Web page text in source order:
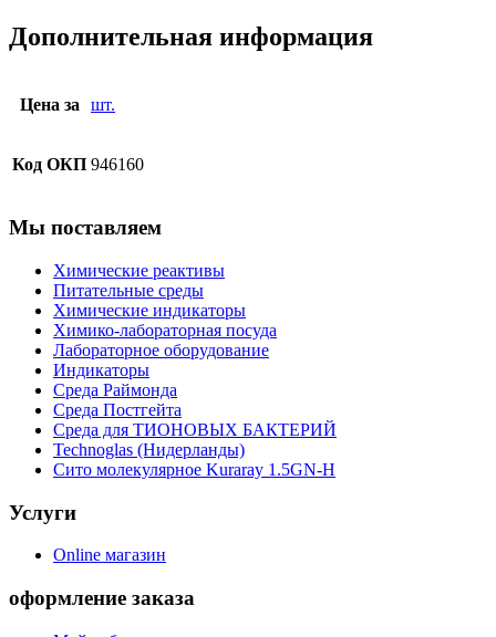
Дополнительная информация
Цена за шт.
Код ОКП 946160
Мы поставляем
Химические реактивы
Питательные среды
Химические индикаторы
Химико-лабораторная посуда
Лабораторное оборудование
Индикаторы
Среда Раймонда
Среда Постгейта
Среда для ТИОНОВЫХ БАКТЕРИЙ
Technoglas (Нидерланды)
Сито молекулярное Kuraray 1.5GN-H
Услуги
Online магазин
оформление заказа